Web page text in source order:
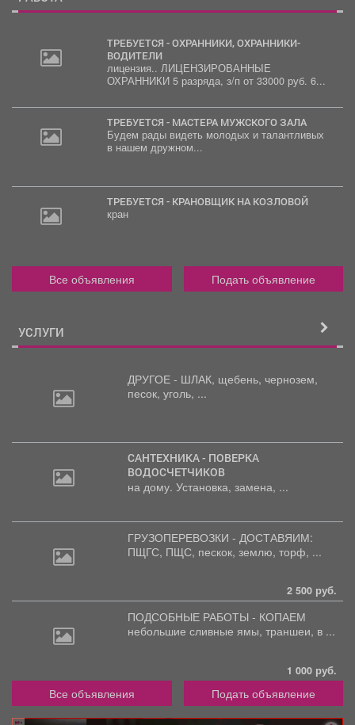
ТРЕБУЕТСЯ - ОХРАННИКИ, ОХРАННИКИ-
ВОДИТЕЛИ
лицензия.. ЛИЦЕНЗИРОВАННЫЕ
ОХРАННИКИ 5 разряда, з/п от 33000 руб. 6...
ТРЕБУЕТСЯ - МАСТЕРА МУЖСКОГО ЗАЛА
Будем рады видеть молодых и талантливых
в нашем дружном...
ТРЕБУЕТСЯ - КРАНОВЩИК НА КОЗЛОВОЙ
кран
Все объявления Подать объявление
УСЛУГИ
ДРУГОЕ - ШЛАК, щебень, чернозем,
песок, уголь, ...
САНТЕХНИКА - ПОВЕРКА
ВОДОСЧЕТЧИКОВ
на дому. Установка, замена, ...
ГРУЗОПЕРЕВОЗКИ - ДОСТАВЯИМ:
ПЩГС, ПЩС, пескок, землю, торф, ...
2 500 руб.
ПОДСОБНЫЕ РАБОТЫ - КОПАЕМ
небольшие сливные ямы, траншеи, в ...
1 000 руб.
Все объявления Подать объявление